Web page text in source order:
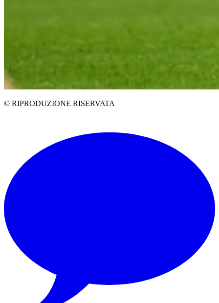
© RIPRODUZIONE RISERVATA